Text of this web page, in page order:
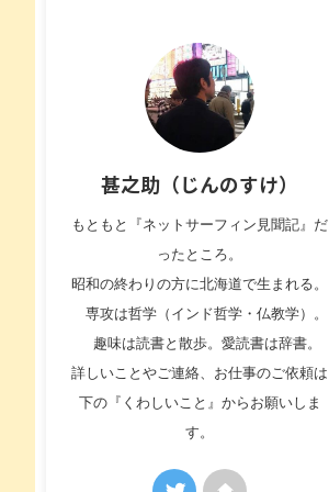
甚之助（じんのすけ）
もともと『ネットサーフィン見聞記』だ
ったところ。
昭和の終わりの方に北海道で生まれる。
専攻は哲学（インド哲学・仏教学）。
趣味は読書と散歩。愛読書は辞書。
詳しいことやご連絡、お仕事のご依頼は
下の『くわしいこと』からお願いしま
す。